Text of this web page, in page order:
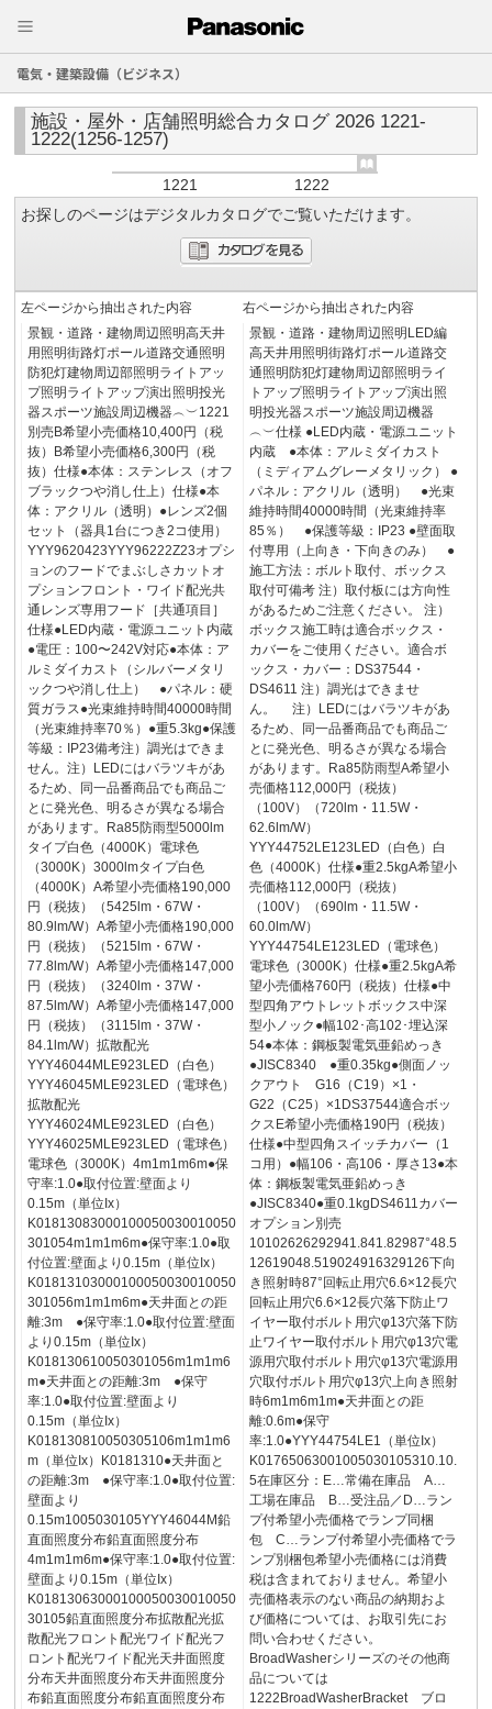
電気・建築設備（ビジネス）
施設・屋外・店舗照明総合カタログ 2026 1221-
1222(1256-1257)
1221
1222
お探しのページはデジタルカタログでご覧いただけます。
左ページから抽出された内容
景観・道路・建物周辺照明高天井
用照明街路灯ポール道路交通照明
防犯灯建物周辺部照明ライトアッ
プ照明ライトアップ演出照明投光
器スポーツ施設周辺機器︵︶1221
別売B希望小売価格10,400円（税
抜）B希望小売価格6,300円（税
抜）仕様●本体：ステンレス（オフ
ブラックつや消し仕上）仕様●本
体：アクリル（透明）●レンズ2個
セット（器具1台につき2コ使用）
YYY9620423YYY96222Z23オプシ
ョンのフードでまぶしさカットオ
プションフロント・ワイド配光共
通レンズ専用フード［共通項目］
仕様●LED内蔵・電源ユニット内蔵
●電圧：100〜242V対応●本体：ア
ルミダイカスト（シルバーメタリ
ックつや消し仕上） ●パネル：硬
質ガラス●光束維持時間40000時間
（光束維持率70％）●重5.3kg●保護
等級：IP23備考注）調光はできま
せん。注）LEDにはバラツキがあ
るため、同一品番商品でも商品ご
とに発光色、明るさが異なる場合
があります。Ra85防雨型5000lm
タイプ白色（4000K）電球色
（3000K）3000lmタイプ白色
（4000K）A希望小売価格190,000
円（税抜）（5425lm・67W・
80.9lm/W）A希望小売価格190,000
円（税抜）（5215lm・67W・
77.8lm/W）A希望小売価格147,000
円（税抜）（3240lm・37W・
87.5lm/W）A希望小売価格147,000
円（税抜）（3115lm・37W・
84.1lm/W）拡散配光
YYY46044MLE923LED（白色）
YYY46045MLE923LED（電球色）
拡散配光
YYY46024MLE923LED（白色）
YYY46025MLE923LED（電球色）
電球色（3000K）4m1m1m6m●保
守率:1.0●取付位置:壁面より
0.15m（単位Ix）
K01813083000100050030010050
301054m1m1m6m●保守率:1.0●取
付位置:壁面より0.15m（単位Ix）
K01813103000100050030010050
301056m1m1m6m●天井面との距
離:3m ●保守率:1.0●取付位置:壁面
より0.15m（単位Ix）
K018130610050301056m1m1m6
m●天井面との距離:3m ●保守
率:1.0●取付位置:壁面より
0.15m（単位Ix）
K018130810050305106m1m1m6
m（単位Ix）K0181310●天井面と
の距離:3m ●保守率:1.0●取付位置:
壁面より
0.15m1005030105YYY46044M鉛
直面照度分布鉛直面照度分布
4m1m1m6m●保守率:1.0●取付位置:
壁面より0.15m（単位Ix）
K01813063000100050030010050
30105鉛直面照度分布拡散配光拡
散配光フロント配光ワイド配光フ
ロント配光ワイド配光天井面照度
分布天井面照度分布天井面照度分
布鉛直面照度分布鉛直面照度分布
右ページから抽出された内容
景観・道路・建物周辺照明LED編
高天井用照明街路灯ポール道路交
通照明防犯灯建物周辺部照明ライ
トアップ照明ライトアップ演出照
明投光器スポーツ施設周辺機器
︵︶仕様 ●LED内蔵・電源ユニット
内蔵 ●本体：アルミダイカスト
（ミディアムグレーメタリック） ●
パネル：アクリル（透明） ●光束
維持時間40000時間（光束維持率
85％） ●保護等級：IP23 ●壁面取
付専用（上向き・下向きのみ） ●
施工方法：ボルト取付、ボックス
取付可備考 注）取付板には方向性
があるためご注意ください。 注）
ボックス施工時は適合ボックス・
カバーをご使用ください。適合ボ
ックス・カバー：DS37544・
DS4611 注）調光はできませ
ん。 注）LEDにはバラツキがあ
るため、同一品番商品でも商品ご
とに発光色、明るさが異なる場合
があります。Ra85防雨型A希望小
売価格112,000円（税抜）
（100V）（720lm・11.5W・
62.6lm/W）
YYY44752LE123LED（白色）白
色（4000K）仕様●重2.5kgA希望小
売価格112,000円（税抜）
（100V）（690lm・11.5W・
60.0lm/W）
YYY44754LE123LED（電球色）
電球色（3000K）仕様●重2.5kgA希
望小売価格760円（税抜）仕様●中
型四角アウトレットボックス中深
型小ノック●幅102･高102･埋込深
54●本体：鋼板製電気亜鉛めっき
●JISC8340 ●重0.35kg●側面ノッ
クアウト G16（C19）×1・
G22（C25）×1DS37544適合ボッ
クスE希望小売価格190円（税抜）
仕様●中型四角スイッチカバー（1
コ用）●幅106・高106・厚さ13●本
体：鋼板製電気亜鉛めっき
●JISC8340●重0.1kgDS4611カバー
オプション別売
10102626292941.841.82987°48.5
12619048.519024916329126下向
き照射時87°回転止用穴6.6×12長穴
回転止用穴6.6×12長穴落下防止ワ
イヤー取付ボルト用穴φ13穴落下防
止ワイヤー取付ボルト用穴φ13穴電
源用穴取付ボルト用穴φ13穴電源用
穴取付ボルト用穴φ13穴上向き照射
時6m1m6m1m●天井面との距
離:0.6m●保守
率:1.0●YYY44754LE1（単位Ix）
K01765063001005030105310.10.
5在庫区分：E…常備在庫品 A…
工場在庫品 B…受注品／D…ラン
プ付希望小売価格でランプ同梱
包 C…ランプ付希望小売価格でラ
ンプ別梱包希望小売価格には消費
税は含まれておりません。希望小
売価格表示のない商品の納期およ
び価格については、お取引先にお
問い合わせください。
BroadWasherシリーズのその他商
品については
1222BroadWasherBracket ブロ